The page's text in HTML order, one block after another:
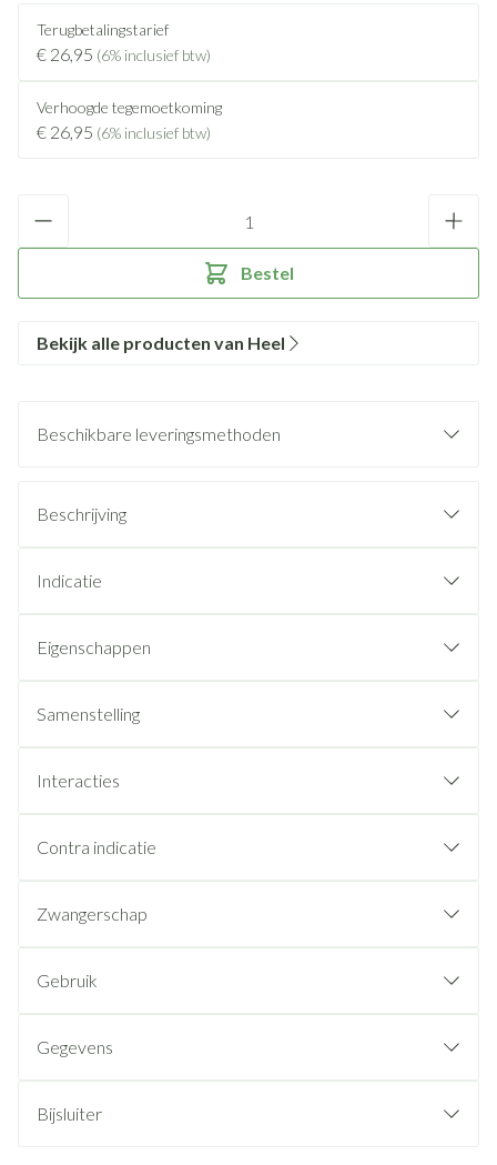
Terugbetalingstarief
€ 26,95 (6% inclusief btw)
Verhoogde tegemoetkoming
€ 26,95 (6% inclusief btw)
Bestel
Bekijk alle producten van Heel
Beschikbare leveringsmethoden
Beschrijving
Indicatie
Eigenschappen
Samenstelling
Interacties
Contra indicatie
Zwangerschap
Gebruik
Gegevens
Bijsluiter